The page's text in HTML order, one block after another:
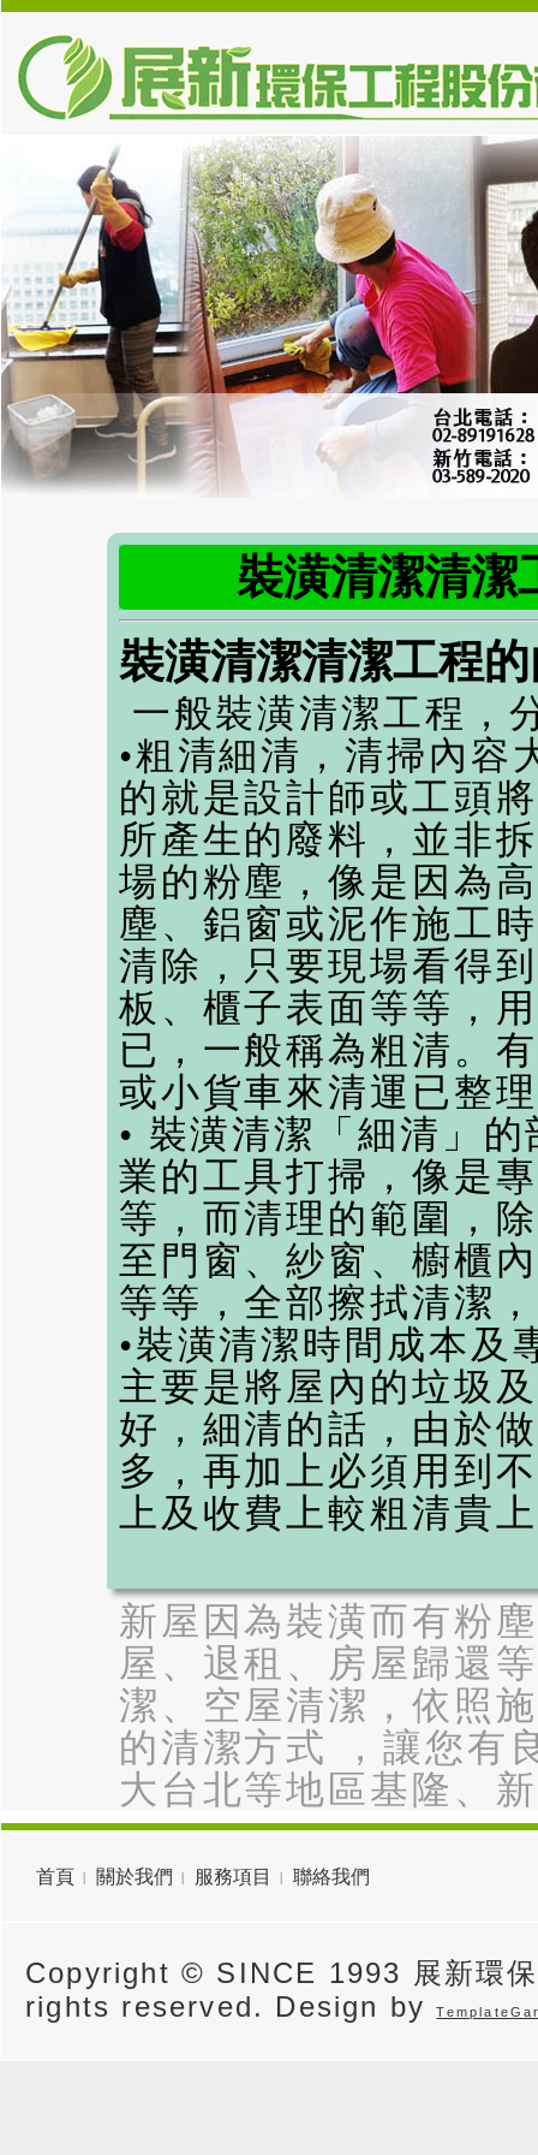
裝潢清潔清潔
裝潢清潔清潔工程
一般裝潢清潔工程，
•粗清細清，清掃內容
的就是設計師或工頭
所產生的廢料，並非
場的粉塵，像是因為
塵、鋁窗或泥作施工
清除，只要現場看得
板、櫃子表面等等，
已，一般稱為粗清。
或小貨車來清運已整
• 裝潢清潔
「細清」
業的工具打掃，像是
等，而清理的範圍，
至門窗、紗窗、櫥櫃
等等，全部擦拭清潔
•裝潢清潔時間成本及
主要是將屋內的垃圾
好，細清的話，由於
多，再加上必須用到
上及收費上較粗清貴
新屋因為裝潢而有粉
屋、退租、房屋歸還
潔、空屋清潔，依照
的清潔方式 ，讓您有
大台北等地區基隆、
首頁 關於我們 服務項目 聯絡我們
Copyright © SINCE 1993 展新環
rights reserved. Design by